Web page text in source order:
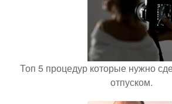
Топ 5 процедур которые нужно
отпуском.